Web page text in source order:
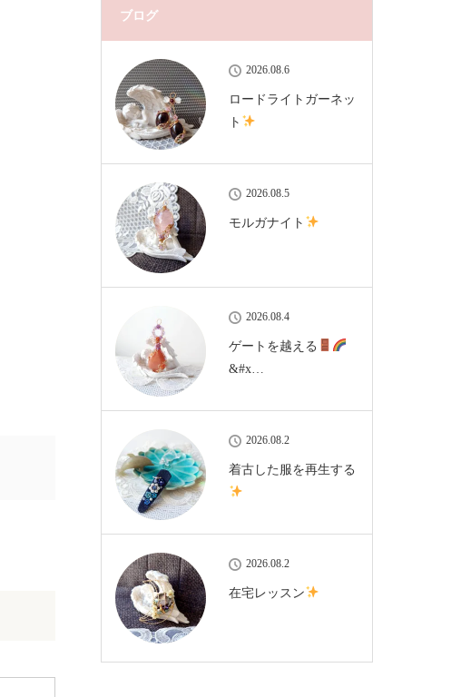
ブログ
2026.08.6
ロードライトガーネッ
ト
2026.08.5
モルガナイト
2026.08.4
ゲートを越える
&#x…
2026.08.2
着古した服を再生する
2026.08.2
在宅レッスン